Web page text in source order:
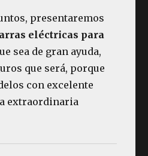
presentaremos
eléctricas para
sea de gran ayuda,
que será, porque
con excelente
extraordinaria